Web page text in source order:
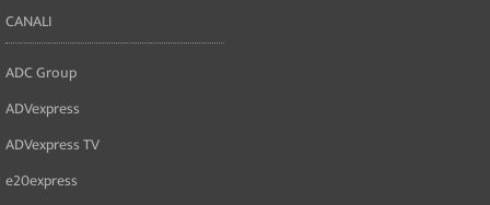
CANALI
ADC Group
ADVexpress
ADVexpress TV
e20express